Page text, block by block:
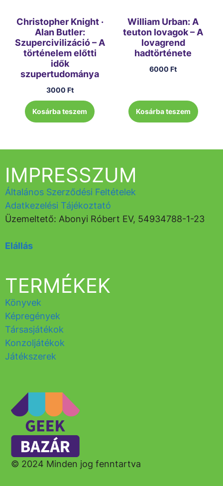
Christopher Knight ·
Alan Butler:
Szupercivilizáció – A
történelem előtti
idők
szupertudománya
3000 Ft
Kosárba teszem
William Urban: A
teuton lovagok – A
lovagrend
hadtörténete
6000Ft
Kosárba teszem
© 2024 Minden jog fenntartva
TERMÉKEK
Könyvek
Képregények
Társasjátékok
Konzoljátékok
Játékszerek
IMPRESSZUM
Általános Szerződési Feltételek
Adatkezelési Tájékoztató
Üzemeltető: Abonyi Róbert EV, 54934788-1-23
Elállás